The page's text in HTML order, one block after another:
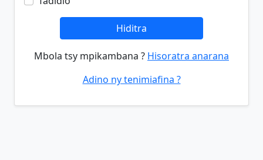
Hiditra
Mbola tsy mpikambana ? Hisoratra anarana
Adino ny tenimiafina ?